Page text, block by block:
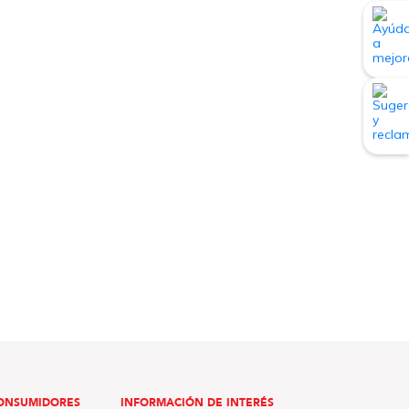
INFORMACIÓN DE INTERÉS